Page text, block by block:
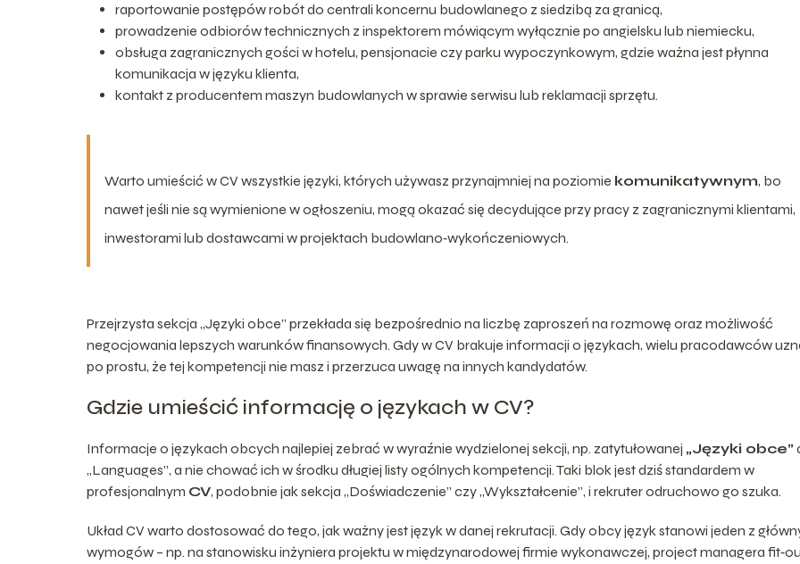
raportowanie postępów robót do centrali koncernu budowlanego z siedzibą za granicą,
prowadzenie odbiorów technicznych z inspektorem mówiącym wyłącznie po angielsku lub niemiecku,
obsługa zagranicznych gości w hotelu, pensjonacie czy parku wypoczynkowym, gdzie ważna jest płynna
komunikacja w języku klienta,
kontakt z producentem maszyn budowlanych w sprawie serwisu lub reklamacji sprzętu.
Warto umieścić w CV wszystkie języki, których używasz przynajmniej na poziomie komunikatywnym, bo
nawet jeśli nie są wymienione w ogłoszeniu, mogą okazać się decydujące przy pracy z zagranicznymi klientami,
inwestorami lub dostawcami w projektach budowlano‑wykończeniowych.
Przejrzysta sekcja „Języki obce” przekłada się bezpośrednio na liczbę zaproszeń na rozmowę oraz możliwość
negocjowania lepszych warunków finansowych. Gdy w CV brakuje informacji o językach, wielu pracodawców
po prostu, że tej kompetencji nie masz i przerzuca uwagę na innych kandydatów.
Gdzie umieścić informację o językach w CV?
Informacje o językach obcych najlepiej zebrać w wyraźnie wydzielonej sekcji, np. zatytułowanej „Języki obce”
„Languages”, a nie chować ich w środku długiej listy ogólnych kompetencji. Taki blok jest dziś standardem w
profesjonalnym CV, podobnie jak sekcja „Doświadczenie” czy „Wykształcenie”, i rekruter odruchowo go szuka.
Układ CV warto dostosować do tego, jak ważny jest język w danej rekrutacji. Gdy obcy język stanowi jeden z
wymogów – np. na stanowisku inżyniera projektu w międzynarodowej firmie wykonawczej, project managera